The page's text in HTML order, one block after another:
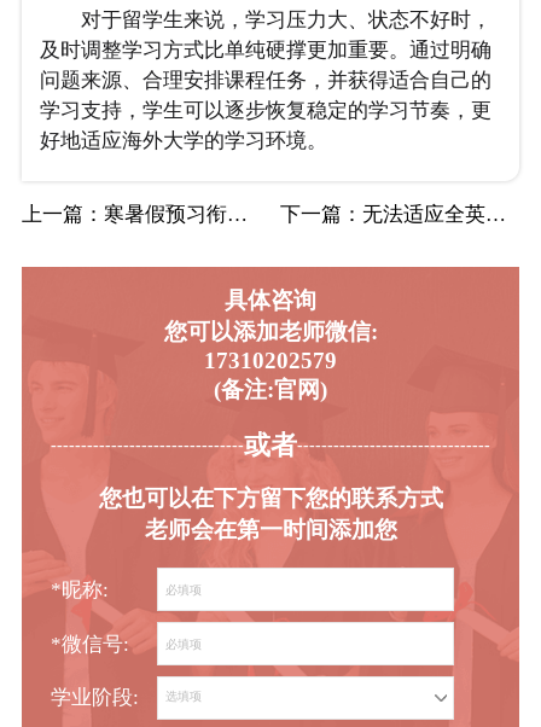
对于留学生来说，学习压力大、状态不好时，
及时调整学习方式比单纯硬撑更加重要。通过明确
问题来源、合理安排课程任务，并获得适合自己的
学习支持，学生可以逐步恢复稳定的学习节奏，更
好地适应海外大学的学习环境。
上一篇 ：寒暑假预习衔接选哪家留学生辅导机构？ 下一篇 ：无法适应全英文授课适合留学生辅导机构吗？
具体咨询
您可以添加老师微信:
17310202579
(备注:官网)
或者
您也可以在下方留下您的联系方式
老师会在第一时间添加您
*昵称:
*微信号:
学业阶段: